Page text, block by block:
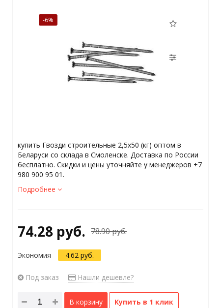
-6%
купить Гвозди строительные 2,5х50 (кг) оптом в
Беларуси со склада в Смоленске. Доставка по России
бесплатно. Скидки и цены уточняйте у менеджеров +7
980 900 95 01.
Подробнее
74.28 руб. 78.90 руб.
Экономия 4.62 руб.
Под заказ Нашли дешевле?
В корзину Купить в 1 клик